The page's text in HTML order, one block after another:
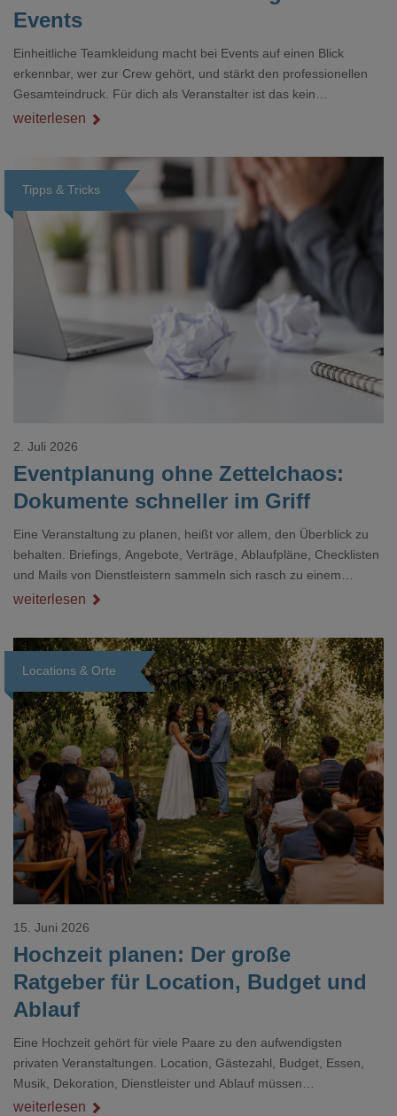
Events
Einheitliche Teamkleidung macht bei Events auf einen Blick
erkennbar, wer zur Crew gehört, und stärkt den professionellen
Gesamteindruck. Für dich als Veranstalter ist das kein
Nebenthema: Bei Textilien mit Stickerei oder mehreren
weiterlesen
Tipps & Tricks
Loading...
Eventplanung ohne Zettelchaos:
Dokumente schneller im Griff
2. Juli 2026
Eine Veranstaltung zu planen, heißt vor allem, den Überblick zu
behalten. Briefings, Angebote, Verträge, Ablaufpläne, Checklisten
und Mails von Dienstleistern sammeln sich rasch zu einem
unübersichtlichen Stapel. Wer schon einmal kurz vor einem Event
Dokument gesucht hat, kennt das mulmige Gefühl.
weiterlesen
Locations & Orte
Loading...
Hochzeit planen: Der große
Ratgeber für Location, Budget und
Ablauf
15. Juni 2026
Eine Hochzeit gehört für viele Paare zu den aufwendigsten
privaten Veranstaltungen. Location, Gästezahl, Budget, Essen,
Musik, Dekoration, Dienstleister und Ablauf müssen
zusammenpassen, damit der Tag gut organisiert ist und trotzdem
weiterlesen